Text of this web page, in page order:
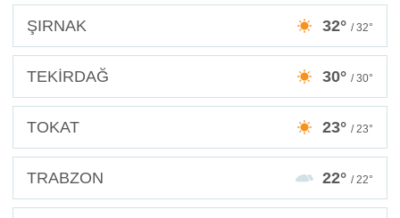
ŞIRNAK 32° / 32°
TEKİRDAĞ 30° / 30°
TOKAT 23° / 23°
TRABZON 22° / 22°